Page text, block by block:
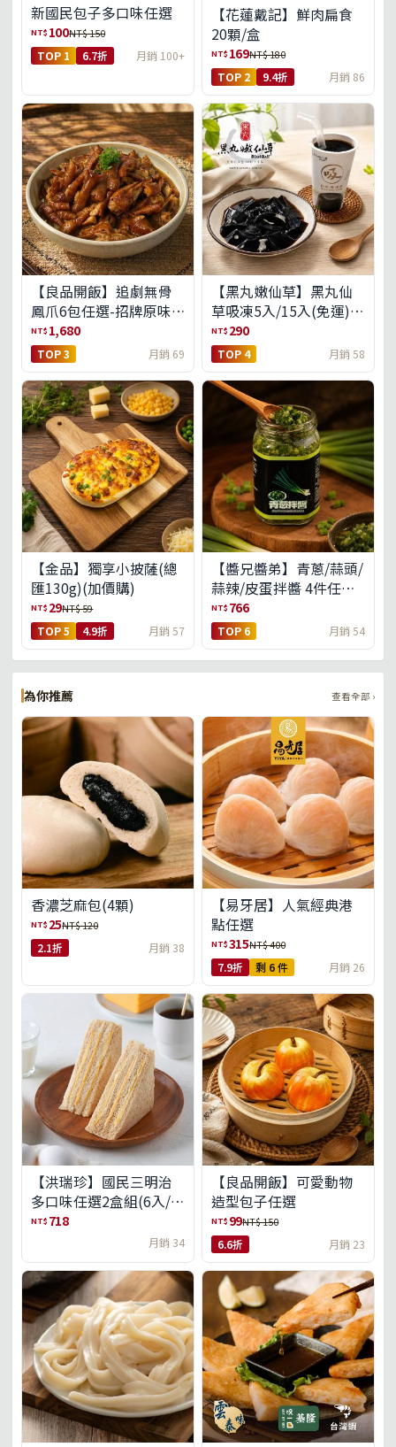
新國民包子多口味任選
NT$ 100NT$ 150
TOP 1 6.7折 月銷 100+
【花蓮戴記】鮮肉扁食
20顆/盒
NT$ 169NT$ 180
TOP 2 9.4折 月銷 86
【良品開飯】追劇無骨
鳳爪6包任選-招牌原味/
濃濃蒜香/過癮麻辣(免運
組)
NT$ 1,680
TOP 3 月銷 69
【黑丸嫩仙草】黑丸仙
草吸凍5入/15入(免運)
(預購中8/14出貨)
NT$ 290
TOP 4 月銷 58
【金品】獨享小披薩(總
匯130g)(加價購)
NT$ 29NT$ 59
TOP 5 4.9折 月銷 57
【醬兄醬弟】青蔥/蒜頭/
蒜辣/皮蛋拌醬 4件任選
(免運組)
NT$ 766
TOP 6 月銷 54
為你推薦 查看全部 ›
香濃芝麻包(4顆)
NT$ 25NT$ 120
2.1折 月銷 38
【易牙居】人氣經典港
點任選
NT$315NT$ 400
7.9折 剩 6 件 月銷 26
【洪瑞珍】國民三明治
多口味任選2盒組(6入/
盒)(免運)
NT$ 718
月銷 34
【良品開飯】可愛動物
造型包子任選
NT$ 99NT$ 150
6.6折 月銷 23